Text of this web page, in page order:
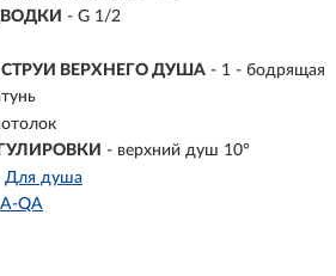
- G 1/2
ВЕРХНЕГО ДУША - 1 - бодрящая
- верхний душ 10°
Для душа
A-QA